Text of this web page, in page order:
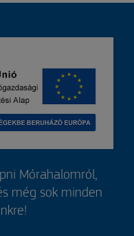
Mórahalomról,
még sok minden